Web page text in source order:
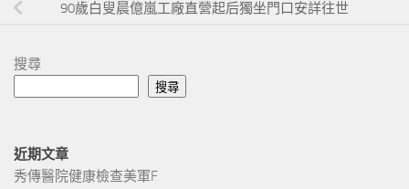
90歲白叟晨億嵐工廠直營起后獨坐門口安詳往世
搜尋
搜尋
近期文章
秀傳醫院健康檢查美軍F